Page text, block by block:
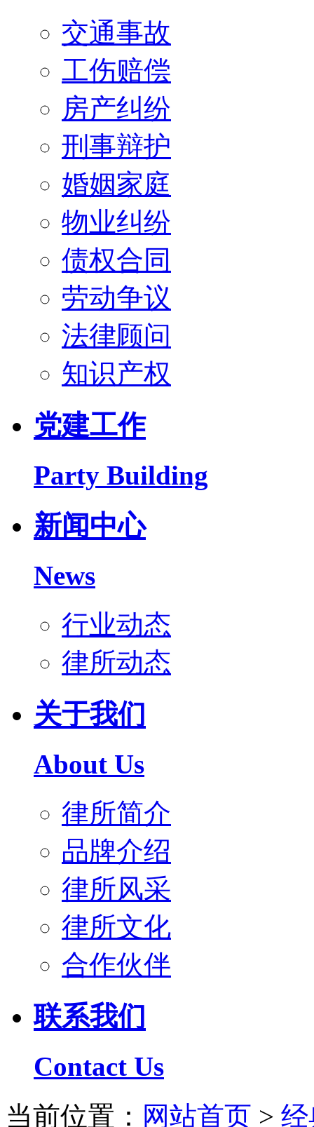
交通事故
工伤赔偿
房产纠纷
刑事辩护
婚姻家庭
物业纠纷
债权合同
劳动争议
法律顾问
知识产权
党建工作
Party Building
新闻中心
News
行业动态
律所动态
关于我们
About Us
律所简介
品牌介绍
律所风采
律所文化
合作伙伴
联系我们
Contact Us
当前位置： 网站首页 >